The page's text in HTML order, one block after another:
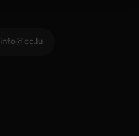
info@cc.lu